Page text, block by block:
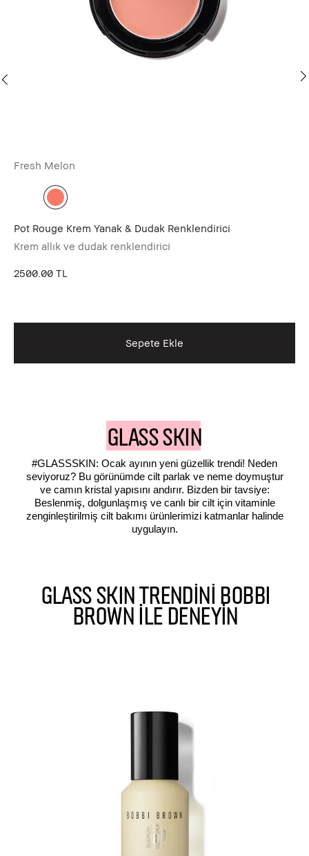
Fresh Melon
Pot Rouge Krem Yanak & Dudak Renklendirici
Krem allık ve dudak renklendirici
2500.00 TL
Sepete Ekle
GLASS SKIN
#GLASSSKIN: Ocak ayının yeni güzellik trendi! Neden
seviyoruz? Bu görünümde cilt parlak ve neme doymuştur
ve camın kristal yapısını andırır. Bizden bir tavsiye:
Beslenmiş, dolgunlaşmış ve canlı bir cilt için vitaminle
zenginleştirilmiş cilt bakımı ürünlerimizi katmanlar halinde
uygulayın.
GLASS SKIN TRENDİNİ BOBBI
BROWN İLE DENEYİN